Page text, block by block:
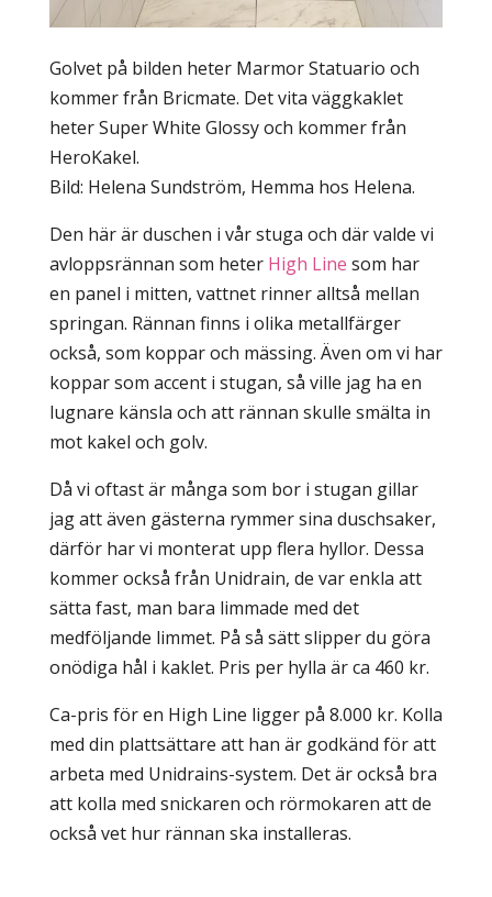
Golvet på bilden heter Marmor Statuario och
kommer från Bricmate. Det vita väggkaklet
heter Super White Glossy och kommer från
HeroKakel.
Bild: Helena Sundström, Hemma hos Helena.
Den här är duschen i vår stuga och där valde vi
avloppsrännan som heter High Line som har
en panel i mitten, vattnet rinner alltså mellan
springan. Rännan finns i olika metallfärger
också, som koppar och mässing. Även om vi har
koppar som accent i stugan, så ville jag ha en
lugnare känsla och att rännan skulle smälta in
mot kakel och golv.
Då vi oftast är många som bor i stugan gillar
jag att även gästerna rymmer sina duschsaker,
därför har vi monterat upp flera hyllor. Dessa
kommer också från Unidrain, de var enkla att
sätta fast, man bara limmade med det
medföljande limmet. På så sätt slipper du göra
onödiga hål i kaklet. Pris per hylla är ca 460 kr.
Ca-pris för en High Line ligger på 8.000 kr. Kolla
med din plattsättare att han är godkänd för att
arbeta med Unidrains-system. Det är också bra
att kolla med snickaren och rörmokaren att de
också vet hur rännan ska installeras.